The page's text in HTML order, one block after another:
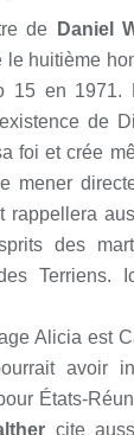
de Daniel
le huitième
15 en 1971.
de
foi et crée
mener
rappellera
des
Terriens.
Alicia est
avoir
États-
cite